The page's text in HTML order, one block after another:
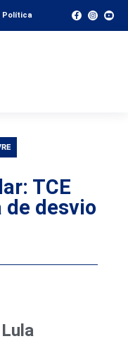
Política
TCE
desvio